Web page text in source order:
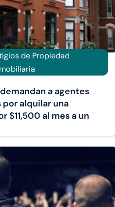
de Propiedad
a agentes
alquilar una
$11,500 al mes a un